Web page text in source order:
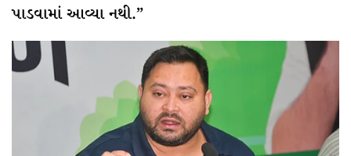
પાડવામાં આવ્યા નથી.”